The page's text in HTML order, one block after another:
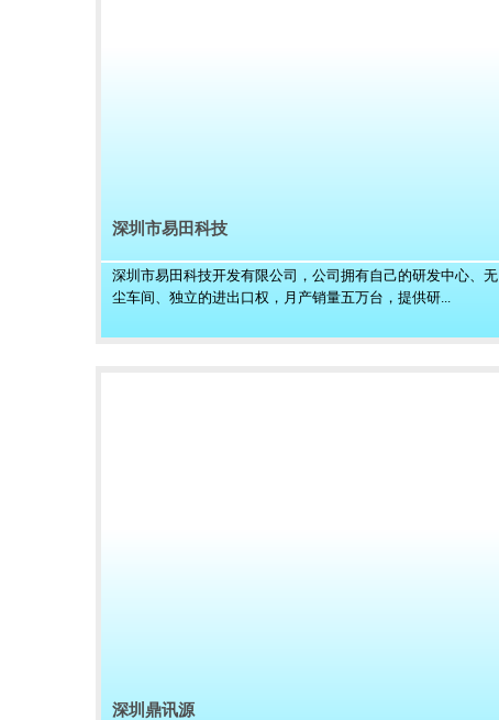
深圳市易田科技
深圳市易田科技开发有限公司，公司拥有自己的研发中心、无
尘车间、独立的进出口权，月产销量五万台，提供研...
深圳鼎讯源